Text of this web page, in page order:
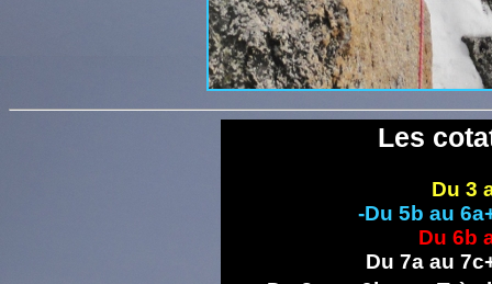
Les
Du 3
-Du 5b au
Du 6b
Du 7a au